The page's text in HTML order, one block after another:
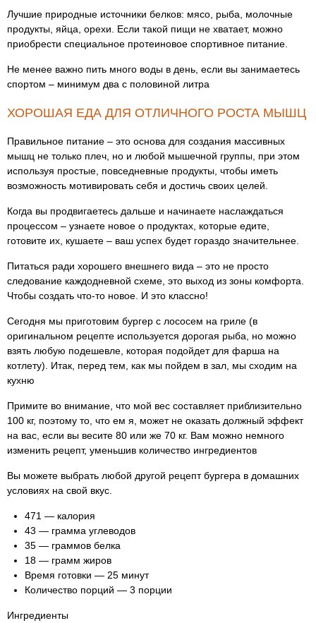
Лучшие природные источники белков: мясо, рыба, молочные
продукты, яйца, орехи. Если такой пищи не хватает, можно
приобрести специальное протеиновое спортивное питание.
Не менее важно пить много воды в день, если вы занимаетесь
спортом – минимум два с половиной литра
ХОРОШАЯ ЕДА ДЛЯ ОТЛИЧНОГО РОСТА МЫШЦ
Правильное питание – это основа для создания массивных
мышц не только плеч, но и любой мышечной группы, при этом
используя простые, повседневные продукты, чтобы иметь
возможность мотивировать себя и достичь своих целей.
Когда вы продвигаетесь дальше и начинаете наслаждаться
процессом – узнаете новое о продуктах, которые едите,
готовите их, кушаете – ваш успех будет гораздо значительнее.
Питаться ради хорошего внешнего вида – это не просто
следование каждодневной схеме, это выход из зоны комфорта.
Чтобы создать что-то новое. И это классно!
Сегодня мы приготовим бургер с лососем на гриле (в
оригинальном рецепте используется дорогая рыба, но можно
взять любую подешевле, которая подойдет для фарша на
котлету). Итак, перед тем, как мы пойдем в зал, мы сходим на
кухню
Примите во внимание, что мой вес составляет приблизительно
100 кг, поэтому то, что ем я, может не оказать должный эффект
на вас, если вы весите 80 или же 70 кг. Вам можно немного
изменить рецепт, уменьшив количество ингредиентов
Вы можете выбрать любой другой рецепт бургера в домашних
условиях на свой вкус.
471 — калория
43 — грамма углеводов
35 — граммов белка
18 — грамм жиров
Время готовки — 25 минут
Количество порций — 3 порции
Ингредиенты